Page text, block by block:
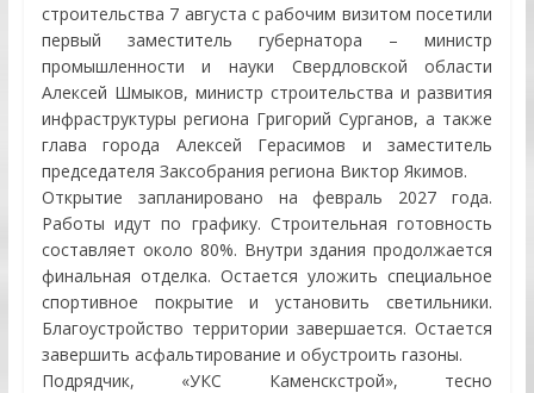
строительства 7 августа с рабочим визитом посетили
первый заместитель губернатора – министр
промышленности и науки Свердловской области
Алексей Шмыков, министр строительства и развития
инфраструктуры региона Григорий Сурганов, а также
глава города Алексей Герасимов и заместитель
председателя Заксобрания региона Виктор Якимов.
Открытие запланировано на февраль 2027 года.
Работы идут по графику. Строительная готовность
составляет около 80%. Внутри здания продолжается
финальная отделка. Остается уложить специальное
спортивное покрытие и установить светильники.
Благоустройство территории завершается. Остается
завершить асфальтирование и обустроить газоны.
Подрядчик, «УКС Каменскстрой», тесно